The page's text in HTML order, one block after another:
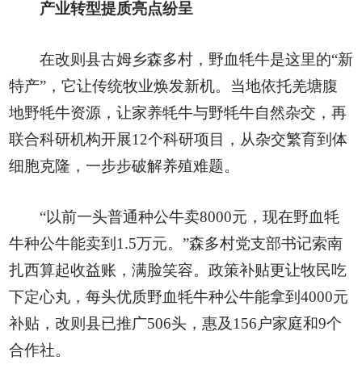
产业转型提质亮点纷呈
在改则县古姆乡森多村，野血牦牛是这里的“新
特产”，它让传统牧业焕发新机。当地依托羌塘腹
地野牦牛资源，让家养牦牛与野牦牛自然杂交，再
联合科研机构开展12个科研项目，从杂交繁育到体
细胞克隆，一步步破解养殖难题。
“以前一头普通种公牛卖8000元，现在野血牦
牛种公牛能卖到1.5万元。”森多村党支部书记索南
扎西算起收益账，满脸笑容。政策补贴更让牧民吃
下定心丸，每头优质野血牦牛种公牛能拿到4000元
补贴，改则县已推广506头，惠及156户家庭和9个
合作社。